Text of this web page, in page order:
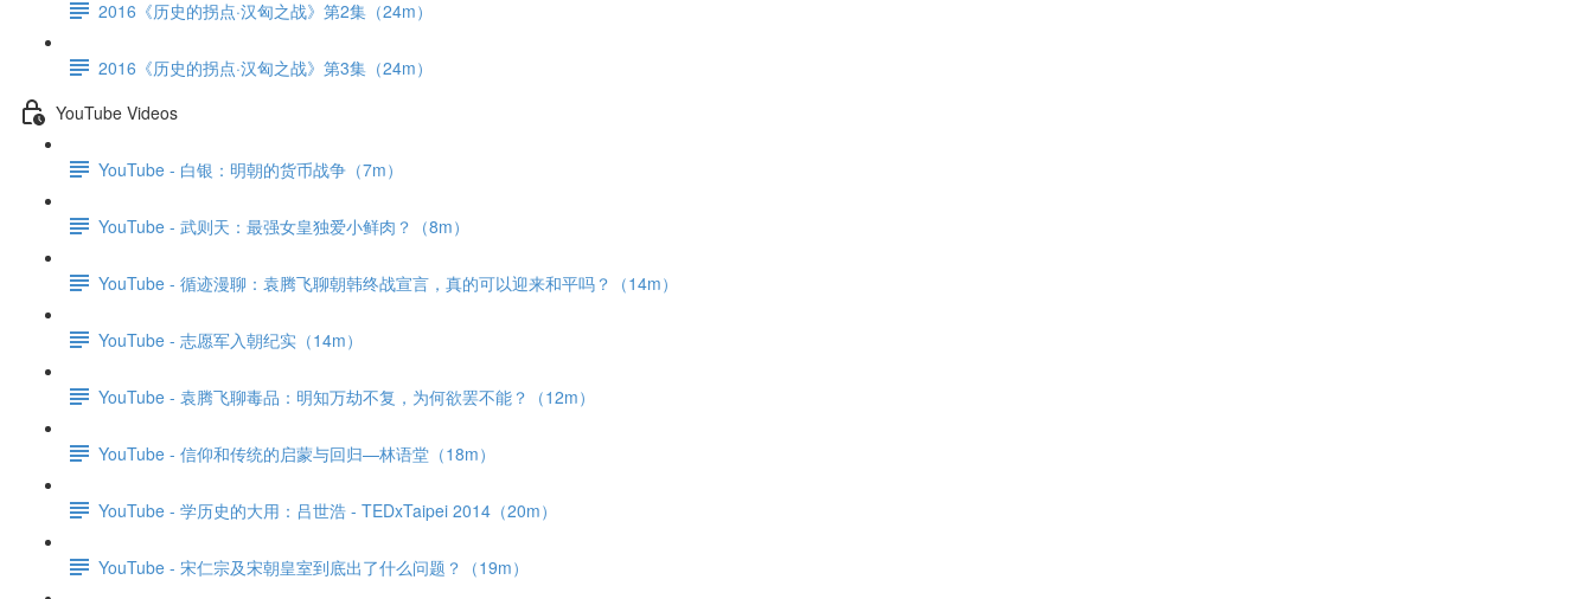
2016《历史的拐点·汉匈之战》第2集（24m）
2016《历史的拐点·汉匈之战》第3集（24m）
YouTube Videos
YouTube - 白银：明朝的货币战争（7m）
YouTube - 武则天：最强女皇独爱小鲜肉？（8m）
YouTube - 循迹漫聊：袁腾飞聊朝韩终战宣言，真的可以迎来和平吗？（14m）
YouTube - 志愿军入朝纪实（14m）
YouTube - 袁腾飞聊毒品：明知万劫不复，为何欲罢不能？（12m）
YouTube - 信仰和传统的启蒙与回归—林语堂（18m）
YouTube - 学历史的大用：吕世浩 - TEDxTaipei 2014（20m）
YouTube - 宋仁宗及宋朝皇室到底出了什么问题？（19m）